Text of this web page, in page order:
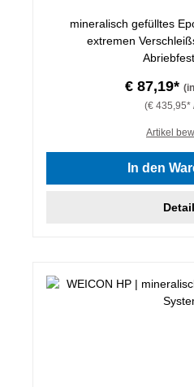
mineralisch gefülltes
extremen
€ 87,19*
(€ 435,95*
Artikel
In den